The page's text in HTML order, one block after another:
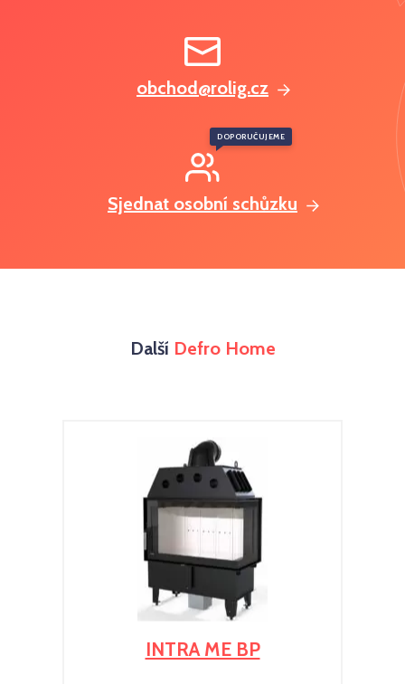
obchod@rolig.cz
Sjednat osobní schůzku
DOPORUČUJEME
Další Defro Home
INTRA ME BP